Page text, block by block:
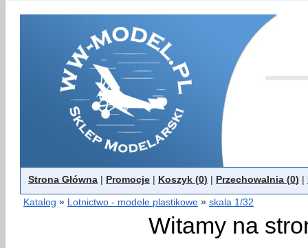
Strona Główna | Promocje | Koszyk (0) | Przechowalnia (0) |
Katalog » Lotnictwo - modele plastikowe » skala 1/32
Witamy na